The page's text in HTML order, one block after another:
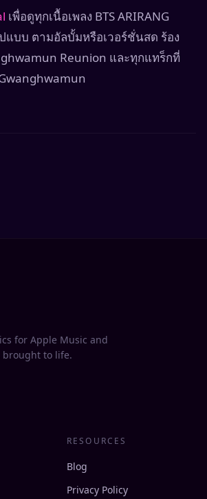
เพื่อดูทุกเนื้อเพลง BTS ARIRANG
แบบ ตามอัลบั้มหรือเวอร์ชั่นสด ร้อง
Reunion และทุกแทร็กที่
for Apple Music and
brought to life.
RESOURCES
Blog
Privacy Policy